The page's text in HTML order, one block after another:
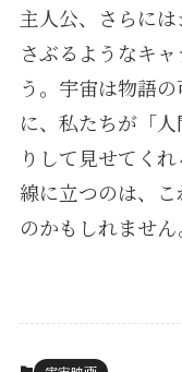
主人公、さらに
さぶるようなキ
う。宇宙は物語
に、私たちが「
りして見せてく
線に立つのは、
のかもしれません